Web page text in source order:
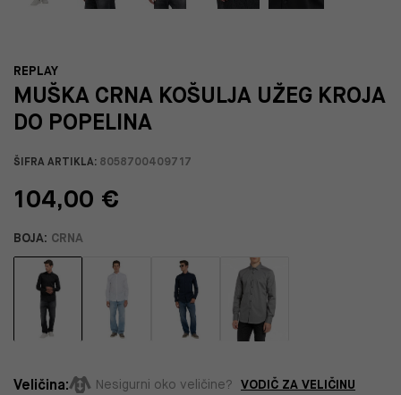
REPLAY
MUŠKA CRNA KOŠULJA UŽEG KROJA
DO POPELINA
ŠIFRA ARTIKLA: 8058700409717
104,00 €
BOJA: CRNA
Veličina: Nesigurni oko veličine? VODIČ ZA VELIČINU